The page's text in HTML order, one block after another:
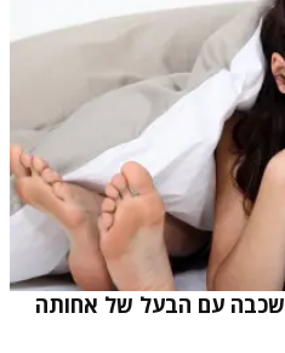
"הוא התחיל איתי": בת 29 שכבה עם הבעל של אחותה